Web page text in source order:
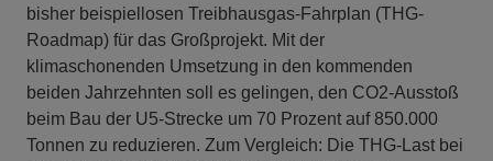
bisher beispiellosen Treibhausgas-Fahrplan (THG-
Roadmap) für das Großprojekt. Mit der
klimaschonenden Umsetzung in den kommenden
beiden Jahrzehnten soll es gelingen, den CO2-Ausstoß
beim Bau der U5-Strecke um 70 Prozent auf 850.000
Tonnen zu reduzieren. Zum Vergleich: Die THG-Last bei